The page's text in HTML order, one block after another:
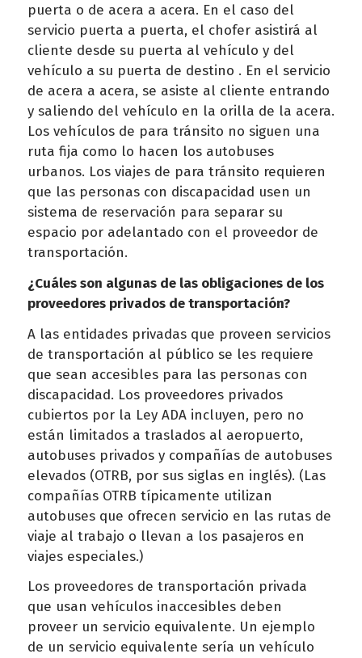
puerta o de acera a acera. En el caso del
servicio puerta a puerta, el chofer asistirá al
cliente desde su puerta al vehículo y del
vehículo a su puerta de destino . En el servicio
de acera a acera, se asiste al cliente entrando
y saliendo del vehículo en la orilla de la acera.
Los vehículos de para tránsito no siguen una
ruta fija como lo hacen los autobuses
urbanos. Los viajes de para tránsito requieren
que las personas con discapacidad usen un
sistema de reservación para separar su
espacio por adelantado con el proveedor de
transportación.
¿Cuáles son algunas de las obligaciones de los
proveedores privados de transportación?
A las entidades privadas que proveen servicios
de transportación al público se les requiere
que sean accesibles para las personas con
discapacidad. Los proveedores privados
cubiertos por la Ley ADA incluyen, pero no
están limitados a traslados al aeropuerto,
autobuses privados y compañías de autobuses
elevados (OTRB, por sus siglas en inglés). (Las
compañías OTRB típicamente utilizan
autobuses que ofrecen servicio en las rutas de
viaje al trabajo o llevan a los pasajeros en
viajes especiales.)
Los proveedores de transportación privada
que usan vehículos inaccesibles deben
proveer un servicio equivalente. Un ejemplo
de un servicio equivalente sería un vehículo